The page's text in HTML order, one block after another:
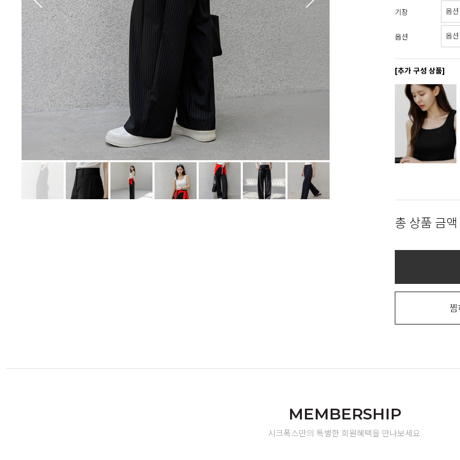
기장
옵션
[추가 구성 상품]
총 상품 금액
찜
MEMBERSHIP
시크폭스만의 특별한 회원혜택을 만나보세요.